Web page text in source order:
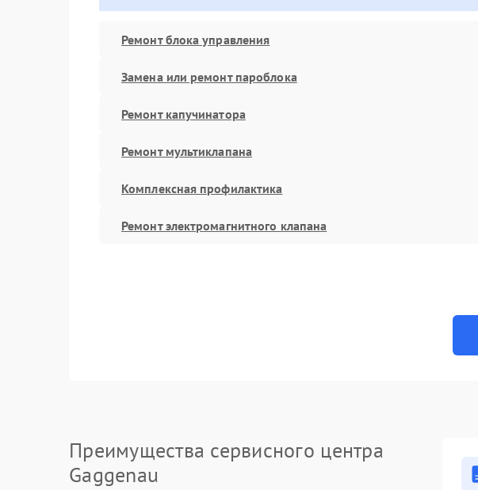
Ремонт блока управления
Замена или ремонт пароблока
Ремонт капучинатора
Ремонт мультиклапана
Комплексная профилактика
Ремонт электромагнитного клапана
Преимущества сервисного центра
Gaggenau